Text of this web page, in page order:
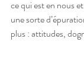
ce qui est en nous
une sorte
plus : attitudes,